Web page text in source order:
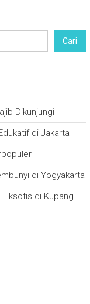
Cari
Dikunjungi
di Jakarta
di Yogyakarta
Eksotis di Kupang